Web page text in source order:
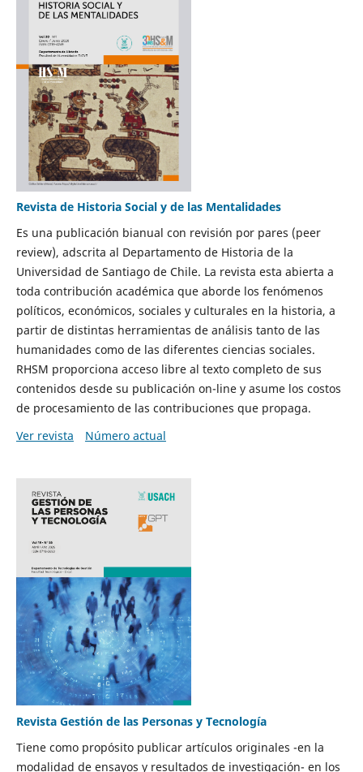
Revista de Historia Social y de las Mentalidades
Es una publicación bianual con revisión por pares (peer
review), adscrita al Departamento de Historia de la
Universidad de Santiago de Chile. La revista esta abierta a
toda contribución académica que aborde los fenómenos
políticos, económicos, sociales y culturales en la historia, a
partir de distintas herramientas de análisis tanto de las
humanidades como de las diferentes ciencias sociales.
RHSM proporciona acceso libre al texto completo de sus
contenidos desde su publicación on-line y asume los costos
de procesamiento de las contribuciones que propaga.
Ver revista
Número actual
Revista Gestión de las Personas y Tecnología
Tiene como propósito publicar artículos originales -en la
modalidad de ensayos y resultados de investigación- en los